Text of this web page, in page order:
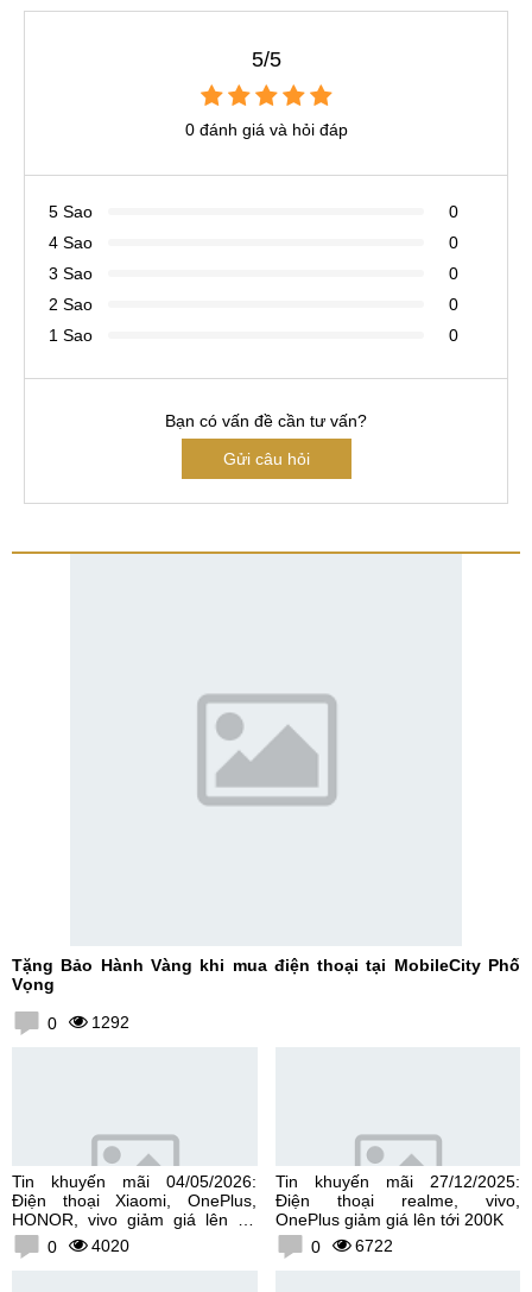
5/5
0 đánh giá và hỏi đáp
5 Sao
0
4 Sao
0
3 Sao
0
2 Sao
0
1 Sao
0
Bạn có vấn đề cần tư vấn?
Gửi câu hỏi
Tặng Bảo Hành Vàng khi mua điện thoại tại MobileCity Phố
Vọng
0 1292
Tin khuyến mãi 04/05/2026:
Điện thoại Xiaomi, OnePlus,
HONOR, vivo giảm giá lên tới
300K0 4020
Tin khuyến mãi 27/12/2025:
Điện thoại realme, vivo,
OnePlus giảm giá lên tới 200K
0
6722